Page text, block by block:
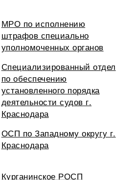
МРО по исполнению
штрафов специально
уполномоченных органов
Специализированный отдел
по обеспечению
установленного порядка
деятельности судов г.
Краснодара
ОСП по Западному округу г.
Краснодара
Курганинское РОСП